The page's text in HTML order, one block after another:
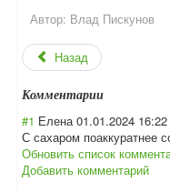
Автор: Влад Пискунов
Назад
Комментарии
#1 Елена 01.01.2024 16:22
С сахаром поаккуратнее
Обновить список
Добавить комментарий